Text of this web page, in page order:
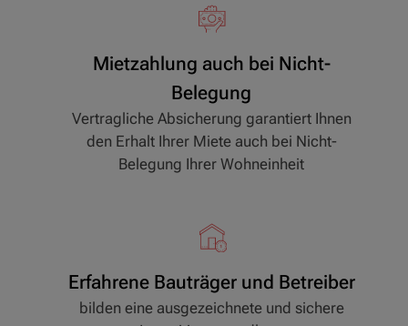
Mietzahlung auch bei Nicht-
Belegung
Vertragliche Absicherung garantiert Ihnen
den Erhalt Ihrer Miete auch bei Nicht-
Belegung Ihrer Wohneinheit
Erfahrene Bauträger und Betreiber
bilden eine ausgezeichnete und sichere